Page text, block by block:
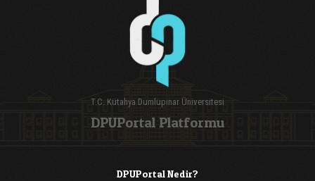
T.C. Kütahya Dumlupınar Üniversitesi
DPUPortal Platformu
DPUPortal Nedir?